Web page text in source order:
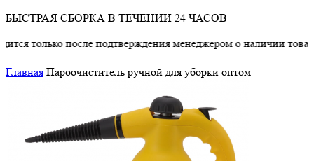
БЫСТРАЯ СБОРКА В ТЕЧЕНИИ 24 ЧАСОВ
после подтверждения менеджером о наличии товара.
Главная Пароочиститель ручной для уборки оптом